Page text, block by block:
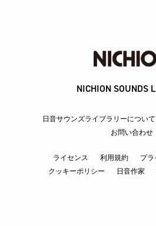
NICHION SOUNDS
日音サウンズライブラリーについて
お問い合わせ
ライセンス 利用規約
プラ
クッキーポリシー
日音作家